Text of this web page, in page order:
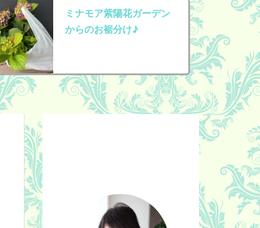
ミナモア紫陽花ガーデン
からのお裾分け♪